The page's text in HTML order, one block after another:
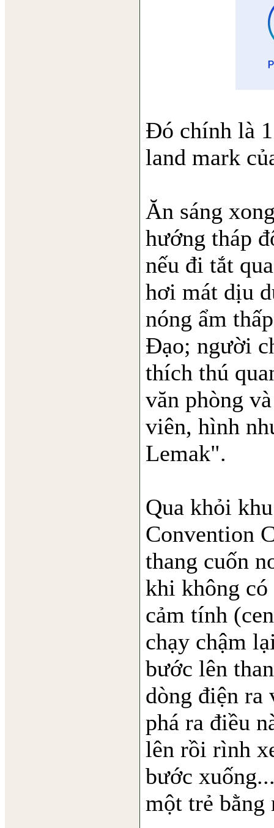
Đó chính là 1
land mark
Ăn sáng
hướng tháp
nếu đi tắt
hơi mát dịu
nóng ẩm
Đạo; người
thích thú
văn phòng
viên, hình
Lemak".
Qua khỏi
Convention
thang cuốn
khi không
cảm tính
chạy chậm
bước lên
dòng điện ra
phá ra điều
lên rồi rình
bước
một trẻ bằng